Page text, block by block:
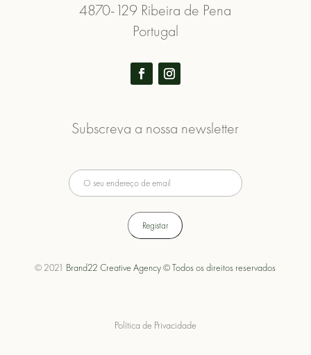
4870-129 Ribeira de Pena
Portugal
Subscreva a nossa newsletter
© 2021 Brand22 Creative Agency © Todos os direitos reservados
Política de Privacidade